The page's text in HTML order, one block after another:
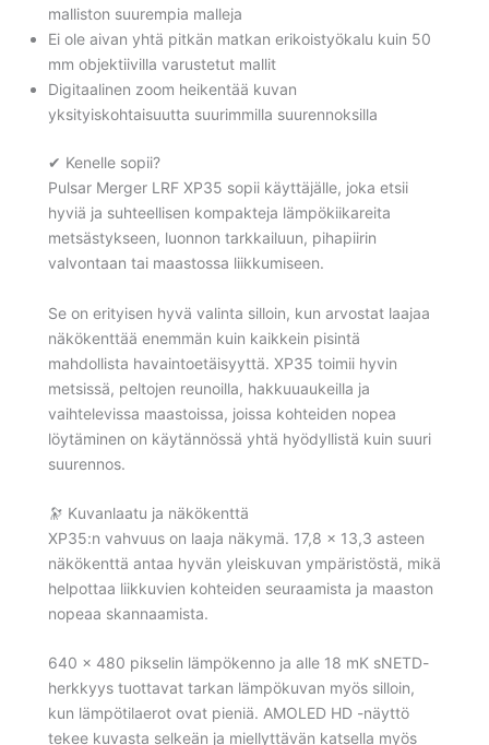
malliston suurempia malleja
Ei ole aivan yhtä pitkän matkan erikoistyökalu kuin 50
mm objektiivilla varustetut mallit
Digitaalinen zoom heikentää kuvan
yksityiskohtaisuutta suurimmilla suurennoksilla
✔ Kenelle sopii?
Pulsar Merger LRF XP35 sopii käyttäjälle, joka etsii
hyviä ja suhteellisen kompakteja lämpökiikareita
metsästykseen, luonnon tarkkailuun, pihapiirin
valvontaan tai maastossa liikkumiseen.
Se on erityisen hyvä valinta silloin, kun arvostat laajaa
näkökenttää enemmän kuin kaikkein pisintä
mahdollista havaintoetäisyyttä. XP35 toimii hyvin
metsissä, peltojen reunoilla, hakkuuaukeilla ja
vaihtelevissa maastoissa, joissa kohteiden nopea
löytäminen on käytännössä yhtä hyödyllistä kuin suuri
suurennos.
🔭 Kuvanlaatu ja näkökenttä
XP35:n vahvuus on laaja näkymä. 17,8 × 13,3 asteen
näkökenttä antaa hyvän yleiskuvan ympäristöstä, mikä
helpottaa liikkuvien kohteiden seuraamista ja maaston
nopeaa skannaamista.
640 × 480 pikselin lämpökenno ja alle 18 mK sNETD-
herkkyys tuottavat tarkan lämpökuvan myös silloin,
kun lämpötilaerot ovat pieniä. AMOLED HD -näyttö
tekee kuvasta selkeän ja miellyttävän katsella myös